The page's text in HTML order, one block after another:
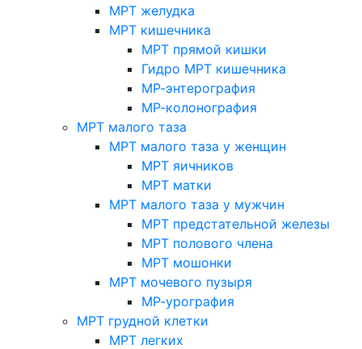
МРТ желудка
МРТ кишечника
МРТ прямой кишки
Гидро МРТ кишечника
МР-энтерография
МР-колонография
МРТ малого таза
МРТ малого таза у женщин
МРТ яичников
МРТ матки
МРТ малого таза у мужчин
МРТ предстательной железы
МРТ полового члена
МРТ мошонки
МРТ мочевого пузыря
МР-урография
МРТ грудной клетки
МРТ легких